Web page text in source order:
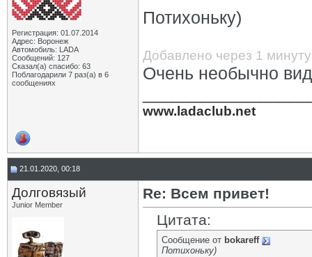
Регистрация: 01.07.2014
Адрес: Воронеж
Автомобиль: LADA
Сообщений: 127
Сказал(а) спасибо: 63
Поблагодарили 7 раз(а) в 6
сообщениях
Потихоньку)
Добавлено через 1 минуту
Очень необычно
www.ladaclub.net
21.01.2020, 00:18
Долговязый
Junior Member
Re: Всем привет!
Цитата:
Сообщение от bokareff
Потихоньку)